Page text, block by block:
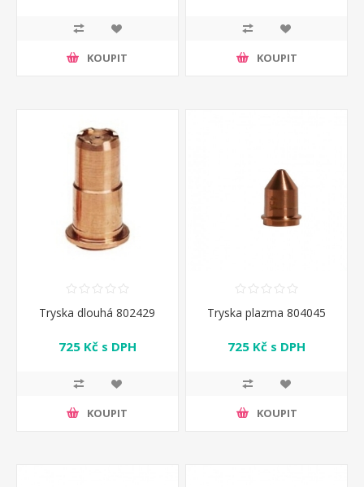
KOUPIT KOUPIT
Tryska dlouhá 802429
725 Kč s DPH
KOUPIT
Tryska plazma 804045
725 Kč s DPH
KOUPIT